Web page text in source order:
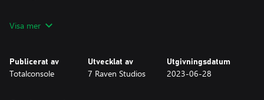
Visa mer
Publicerat av
Totalconsole
Utvecklat av
7 Raven Studios
Utgivningsdatum
2023-06-28